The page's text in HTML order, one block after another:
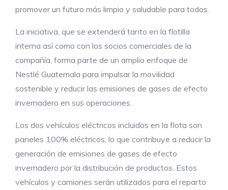
promover un futuro más limpio y saludable para todos.
La iniciativa, que se extenderá tanto en la flotilla
interna así como con los socios comerciales de la
compañía, forma parte de un amplio enfoque de
Nestlé Guatemala para impulsar la movilidad
sostenible y reducir las emisiones de gases de efecto
invernadero en sus operaciones.
Los dos vehículos eléctricos incluidos en la flota son
paneles 100% eléctricos, lo que contribuye a reducir la
generación de emisiones de gases de efecto
invernadero por la distribución de productos. Estos
vehículos y camiones serán utilizados para el reparto